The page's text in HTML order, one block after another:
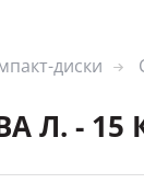
диски
Л. - 15